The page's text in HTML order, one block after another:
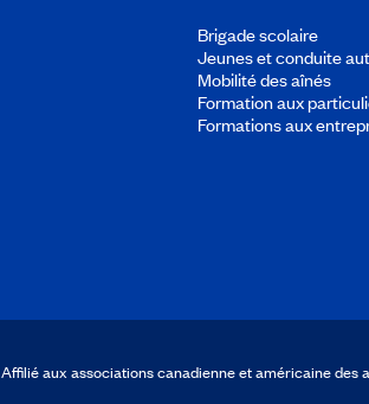
Brigade scolaire
Jeunes et conduite
Mobilité des aînés
Formation aux
Formations aux
Affilié aux associations canadienne et américaine des